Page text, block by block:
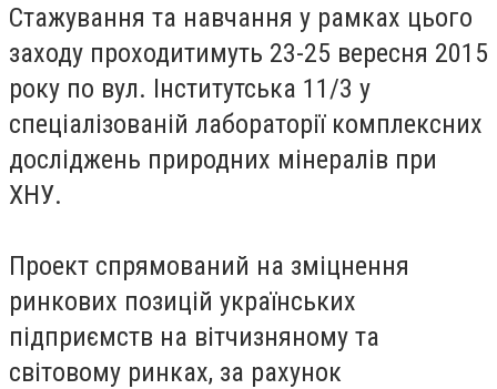
Стажування та навчання у рамках цього
заходу проходитимуть 23-25 вересня 2015
року по вул. Інститутська 11/3 у
спеціалізованій лабораторії комплексних
досліджень природних мінералів при
ХНУ.
Проект спрямований на зміцнення
ринкових позицій українських
підприємств на вітчизняному та
світовому ринках, за рахунок